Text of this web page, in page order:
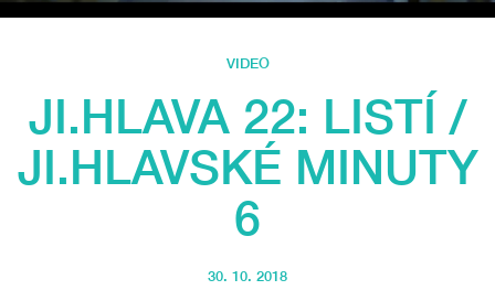
VIDEO
JI.HLAVA 22: LISTÍ /
JI.HLAVSKÉ MINUTY
6
30. 10. 2018